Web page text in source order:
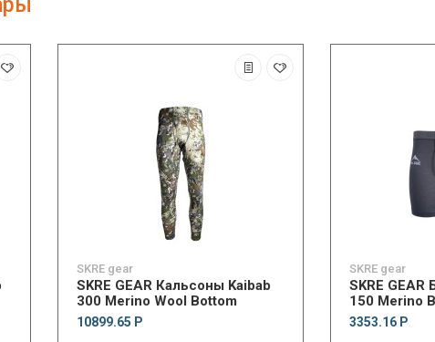
SKRE gear
SKRE GEAR Кальсоны Kaibab
300 Merino Wool Bottom
10899.65 Р
SKRE gear
SKRE GEAR
150 Merino
3353.16 Р